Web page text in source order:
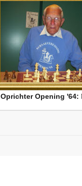
Oprichter Opening '64: